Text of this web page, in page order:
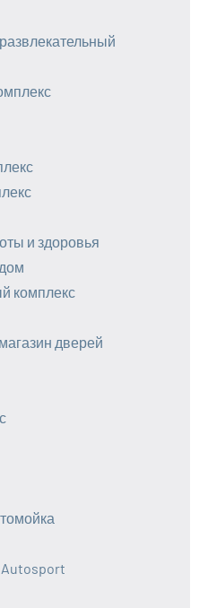
и здоровья
комплекс
дверей